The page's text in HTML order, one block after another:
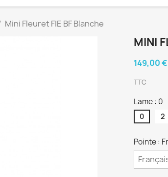
Mini Fleuret FIE BF Blanche
MINI
149,00 €
TTC
Lame : 0
0 2
Pointe :